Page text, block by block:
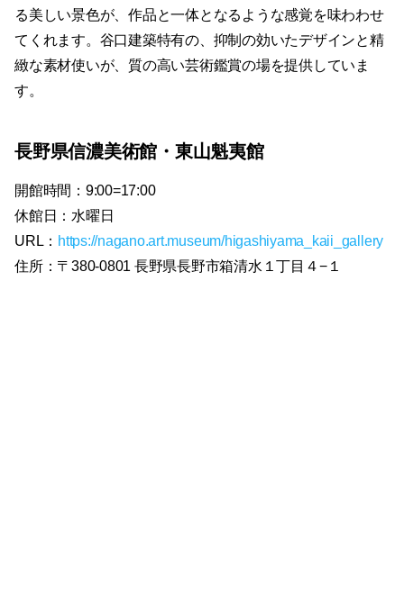
る美しい景色が、作品と一体となるような感覚を味わわせ
てくれます。谷口建築特有の、抑制の効いたデザインと精
緻な素材使いが、質の高い芸術鑑賞の場を提供していま
す。
長野県信濃美術館・東山魁夷館
開館時間：9:00=17:00
休館日：水曜日
URL： https://nagano.art.museum/higashiyama_kaii_gallery
住所：〒380-0801 長野県長野市箱清水１丁目４−１